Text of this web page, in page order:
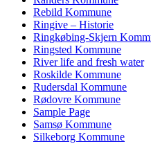
Rebild Kommune
Ringive – Historie
Ringkøbing-Skjern
Ringsted Kommune
River life and fresh water
Roskilde Kommune
Rudersdal Kommune
Rødovre Kommune
Sample Page
Samsø Kommune
Silkeborg Kommune